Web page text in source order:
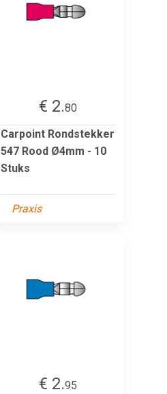
€ 2.80
Carpoint Rondstekker
547 Rood Ø4mm - 10
Stuks
Praxis
€ 2.95